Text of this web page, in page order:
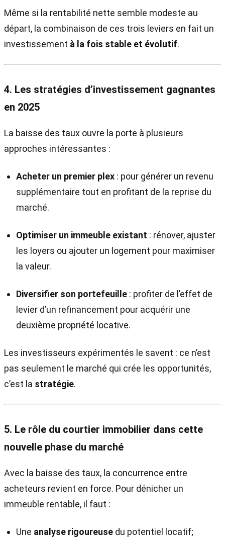
Même si la rentabilité nette semble modeste au
départ, la combinaison de ces trois leviers en fait un
investissement à la fois stable et évolutif.
4. Les stratégies d’investissement gagnantes
en 2025
La baisse des taux ouvre la porte à plusieurs
approches intéressantes :
Acheter un premier plex : pour générer un revenu
supplémentaire tout en profitant de la reprise du
marché.
Optimiser un immeuble existant : rénover, ajuster
les loyers ou ajouter un logement pour maximiser
la valeur.
Diversifier son portefeuille : profiter de l’effet de
levier d’un refinancement pour acquérir une
deuxième propriété locative.
Les investisseurs expérimentés le savent : ce n’est
pas seulement le marché qui crée les opportunités,
c’est la stratégie.
5. Le rôle du courtier immobilier dans cette
nouvelle phase du marché
Avec la baisse des taux, la concurrence entre
acheteurs revient en force. Pour dénicher un
immeuble rentable, il faut :
Une analyse rigoureuse du potentiel locatif;